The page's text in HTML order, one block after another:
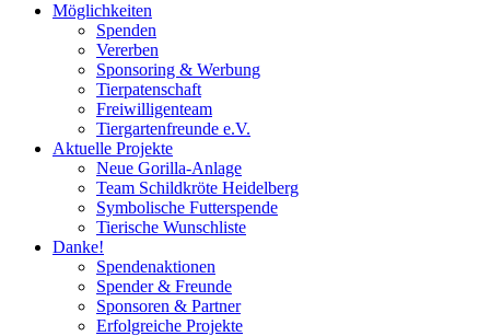
Möglichkeiten
Spenden
Vererben
Sponsoring & Werbung
Tierpatenschaft
Freiwilligenteam
Tiergartenfreunde e.V.
Aktuelle Projekte
Neue Gorilla-Anlage
Team Schildkröte Heidelberg
Symbolische Futterspende
Tierische Wunschliste
Danke!
Spendenaktionen
Spender & Freunde
Sponsoren & Partner
Erfolgreiche Projekte